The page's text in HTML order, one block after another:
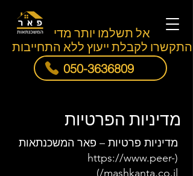
050-3636809
אל תשלמו יותר מדי
התקשרו לקבלת ייעוץ ללא התחייבות
מדיניות הפרטיות
מדיניות פרטיות – פאר המשכנתאות
(
https://www.peer-
mashkanta.co.il/)